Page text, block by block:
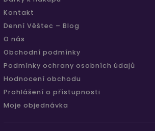
Kontakt
Denní Věštec – Blog
O nás
Obchodní podmínky
Podmínky ochrany osobních údajů
Hodnocení obchodu
Prohlášení o přístupnosti
Moje objednávka